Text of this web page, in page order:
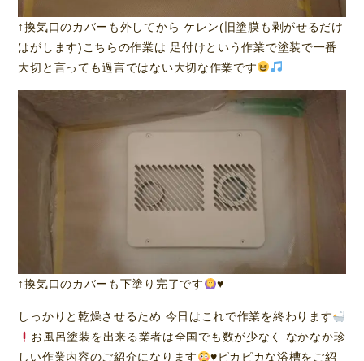
↑換気口のカバーも外してから ケレン(旧塗膜も剥がせるだけ
はがします)こちらの作業は 足付けという作業で塗装で一番
大切と言っても過言ではない大切な作業です
↑換気口のカバーも下塗り完了です ♥️
しっかりと乾燥させるため 今日はこれで作業を終わります
お風呂塗装を出来る業者は全国でも数が少なく なかなか珍
しい作業内容のご紹介になります
♥️ピカピカな浴槽をご紹